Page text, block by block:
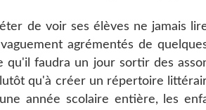
de voir ses élèves ne jamais
agrémentés de
qu'il faudra un jour sortir des
qu'à créer un répertoire
année scolaire entière, les